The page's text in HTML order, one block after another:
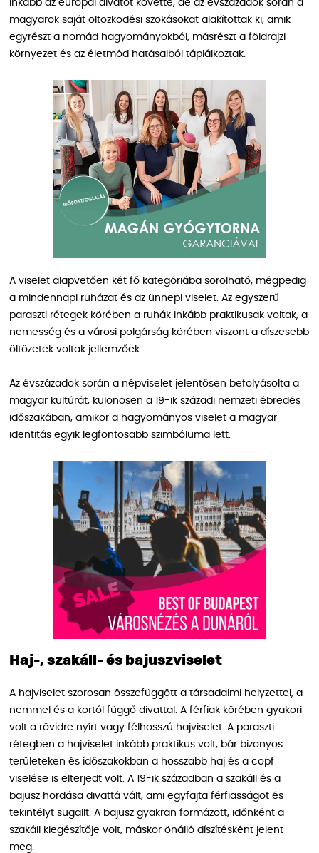
inkább az európai divatot követte, de az évszázadok során a
magyarok saját öltözködési szokásokat alakítottak ki, amik
egyrészt a nomád hagyományokból, másrészt a földrajzi
környezet és az életmód hatásaiból táplálkoztak.
A viselet alapvetően két fő kategóriába sorolható, mégpedig
a mindennapi ruházat és az ünnepi viselet. Az egyszerű
paraszti rétegek körében a ruhák inkább praktikusak voltak, a
nemesség és a városi polgárság körében viszont a díszesebb
öltözetek voltak jellemzőek.
Az évszázadok során a népviselet jelentősen befolyásolta a
magyar kultúrát, különösen a 19-ik századi nemzeti ébredés
időszakában, amikor a hagyományos viselet a magyar
identitás egyik legfontosabb szimbóluma lett.
Haj-, szakáll- és bajuszviselet
A hajviselet szorosan összefüggött a társadalmi helyzettel, a
nemmel és a kortól függő divattal. A férfiak körében gyakori
volt a rövidre nyírt vagy félhosszú hajviselet. A paraszti
rétegben a hajviselet inkább praktikus volt, bár bizonyos
területeken és időszakokban a hosszabb haj és a copf
viselése is elterjedt volt. A 19-ik században a szakáll és a
bajusz hordása divattá vált, ami egyfajta férfiasságot és
tekintélyt sugallt. A bajusz gyakran formázott, időnként a
szakáll kiegészítője volt, máskor önálló díszítésként jelent
meg.